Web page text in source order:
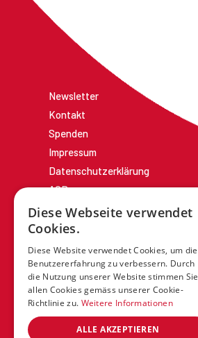
Newsletter
Kontakt
Spenden
Impressum
Datenschutzerklärung
AGBs
Diese Webseite verwendet
Cookies.
Diese Website verwendet Cookies, um die
Benutzererfahrung zu verbessern. Durch
die Nutzung unserer Website stimmen Sie
allen Cookies gemäss unserer Cookie-
Richtlinie zu. Weitere Informationen
ALLE AKZEPTIEREN